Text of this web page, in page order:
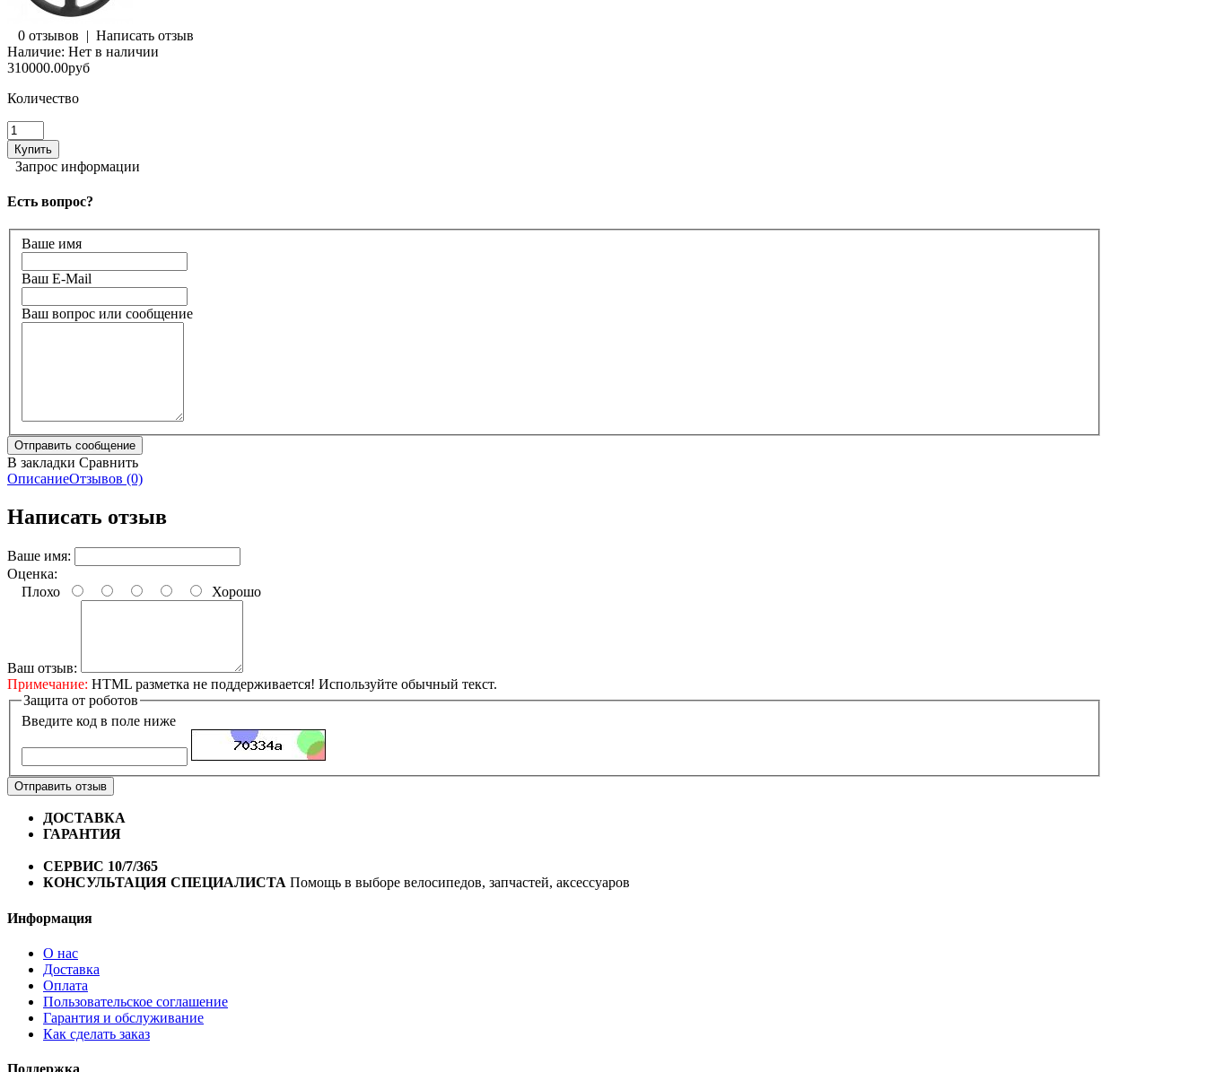
0 отзывов | Написать отзыв
Наличие: Нет в наличии
310000.00руб
Количество
Запрос информации
Есть вопрос?
Ваше имя
Ваш E-Mail
Ваш вопрос или сообщение
В закладки Сравнить
ОписаниеОтзывов (0)
Написать отзыв
Ваше имя:
Оценка:
Плохо
Хорошо
Ваш отзыв:
Примечание: HTML разметка не поддерживается! Используйте обычный текст.
Защита от роботов
Введите код в поле ниже
Отправить отзыв
ДОСТАВКА
ГАРАНТИЯ
СЕРВИС 10/7/365
КОНСУЛЬТАЦИЯ СПЕЦИАЛИСТА Помощь в выборе велосипедов, запчастей, аксессуаров
Информация
О нас
Доставка
Оплата
Пользовательское соглашение
Гарантия и обслуживание
Как сделать заказ